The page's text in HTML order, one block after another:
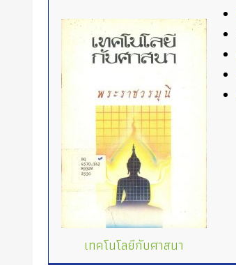
เทคโนโลยีกับศาสนา